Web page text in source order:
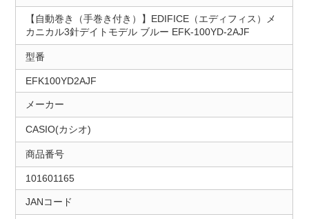
【自動巻き（手巻き付き）】EDIFICE（エディフィス）メ
カニカル3針デイトモデル ブルー EFK-100YD-2AJF
型番
EFK100YD2AJF
メーカー
CASIO(カシオ)
商品番号
101601165
JANコード